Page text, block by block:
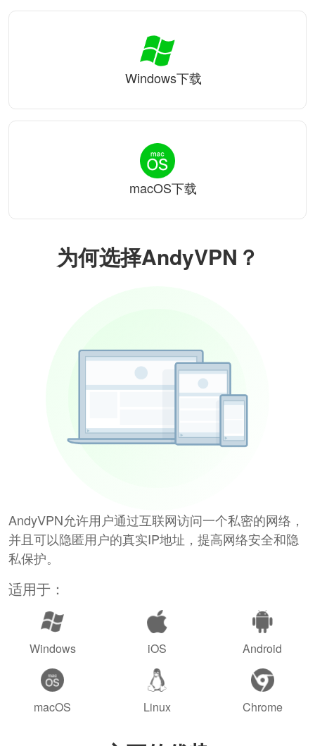
为何选择AndyVPN？
AndyVPN允许用户通过互联网访问一个私密的网络，
并且可以隐匿用户的真实IP地址，提高网络安全和隐
私保护。
适用于：
Windows iOS Android
macOS Linux Chrome
Windows下载
macOS下载